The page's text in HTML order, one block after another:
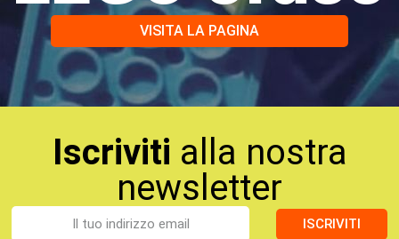
VISITA LA PAGINA
Iscriviti alla nostra
newsletter
ISCRIVITI